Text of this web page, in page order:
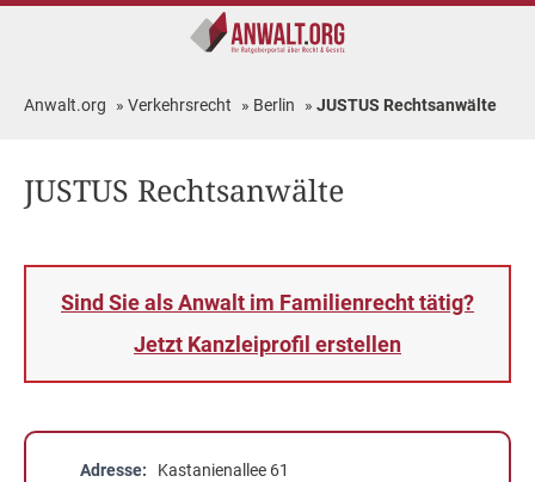
JUSTUS Rechtsanwälte
Anwalt.org » Verkehrsrecht » Berlin » JUSTUS Rechtsanwälte
Sind Sie als Anwalt im Familienrecht tätig?
Jetzt Kanzleiprofil erstellen
Adresse
Kastanienallee 61